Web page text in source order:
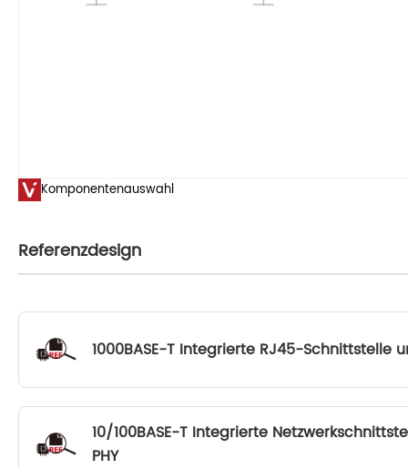
Komponentenauswahl
Referenzdesign
1000BASE-T Integrierte RJ45-Schnittstelle
10/100BASE-T Integrierte
PHY